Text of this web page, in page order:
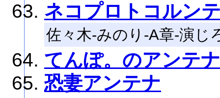
ネコプロトコルン
佐々木-みのり-A章-演じ
てんぽ。のアンテナ
恐妻アンテナ